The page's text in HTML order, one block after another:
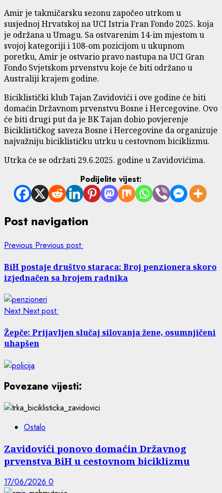
Amir je takmičarsku sezonu započeo utrkom u
susjednoj Hrvatskoj na UCI Istria Fran Fondo 2025. koja
je održana u Umagu. Sa ostvarenim 14-im mjestom u
svojoj kategoriji i 108-om pozicijom u ukupnom
poretku, Amir je ostvario pravo nastupa na UCI Gran
Fondo Svjetskom prvenstvu koje će biti održano u
Australiji krajem godine.
Biciklistički klub Tajan Zavidovići i ove godine će biti
domaćin Državnom prvenstvu Bosne i Hercegovine. Ovo
će biti drugi put da je BK Tajan dobio povjerenje
Biciklističkog saveza Bosne i Hercegovine da organizuje
najvažniju biciklističku utrku u cestovnom biciklizmu.
Utrka će se održati 29.6.2025. godine u Zavidovićima.
Podijelite vijest:
Post navigation
Previous Previous post:
BiH postaje društvo staraca: Broj penzionera skoro
izjednačen sa brojem radnika
Next Next post:
Žepče: Prijavljen slučaj silovanja žene, osumnjičeni
uhapšen
Povezane vijesti:
Ostalo
Zavidovići ponovo domaćin Državnog
prvenstva BiH u cestovnom biciklizmu
17/06/2026 0